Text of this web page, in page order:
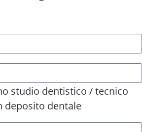
studio dentistico / tecnico
deposito dentale